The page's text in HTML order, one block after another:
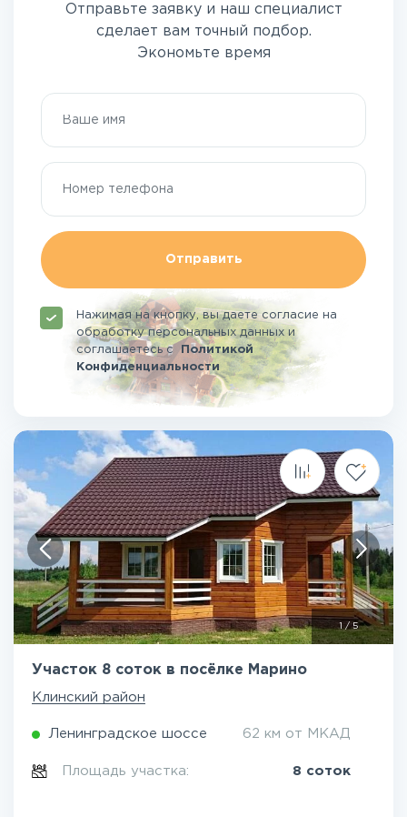
Отправьте заявку и наш специалист
сделает вам точный подбор.
Экономьте время
Отправить
Нажимая на кнопку, вы даете согласие на
обработку персональных данных и
соглашаетесьсПолитикой
Конфиденциальности
1 / 5
Участок 8 соток в посёлке Марино
Клинский район
Ленинградское шоссе 62 км от МКАД
Площадь участка: 8 соток